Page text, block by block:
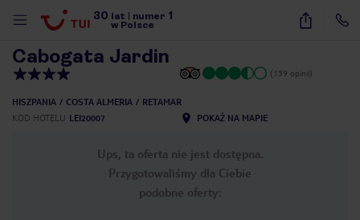
30 lat numer 1
w Polsce
19
Cabogata Jardin
(139 opinii)
HISZPANIA COSTA ALMERIA
RETAMAR
KOD HOTELU LEI20007 POKAŻ NA MAPIE
Ups, ta oferta nie jest dostępna.
Przygotowaliśmy dla Ciebie
podobne oferty: